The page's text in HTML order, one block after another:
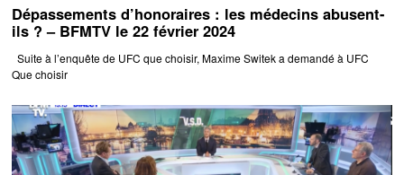
Dépassements d’honoraires : les médecins abusent-
ils ? – BFMTV le 22 février 2024
Suite à l’enquête de UFC que choisir, Maxime Switek a demandé à UFC
Que choisir